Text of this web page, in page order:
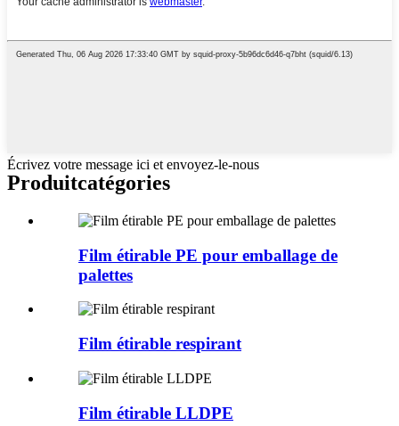
Écrivez votre message ici et envoyez-le-nous
Produitcatégories
Film étirable PE pour emballage de
palettes
Film étirable respirant
Film étirable LLDPE